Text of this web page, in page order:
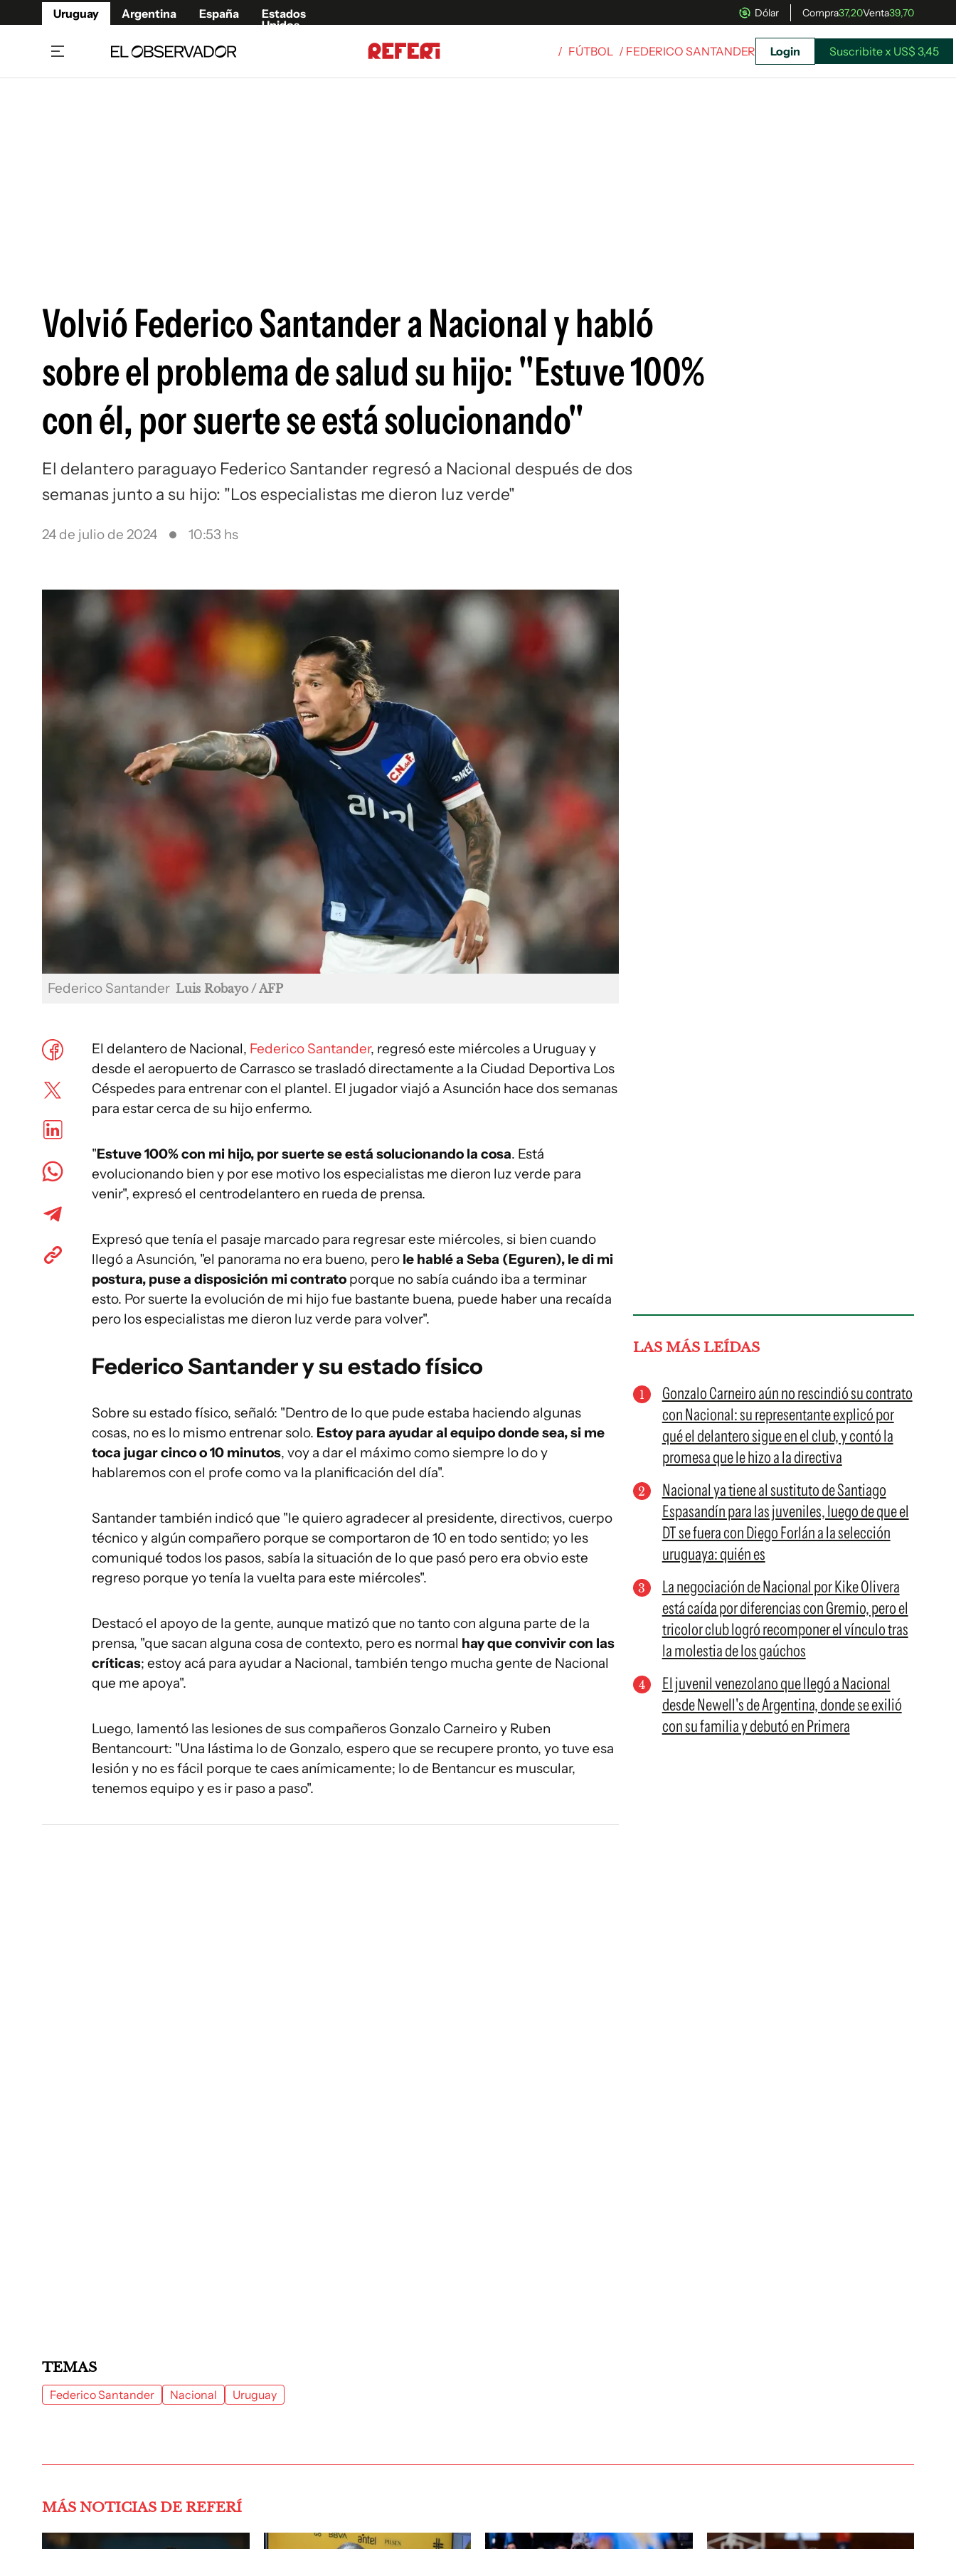
Uruguay Argentina España
Estados
Unidos
Dólar Compra37,20Venta39,70
Siguenos en:
/ FÚTBOL / FEDERICO SANTANDER Login Suscribite x US$ 3,45
Volvió Federico Santander a Nacional y habló
sobre el problema de salud su hijo: "Estuve 100%
con él, por suerte se está solucionando"
El delantero paraguayo Federico Santander regresó a Nacional después de dos
semanas junto a su hijo: "Los especialistas me dieron luz verde"
24 de julio de 2024 10:53 hs
Federico Santander Luis Robayo / AFP
El delantero de Nacional, Federico Santander, regresó este miércoles a Uruguay y
desde el aeropuerto de Carrasco se trasladó directamente a la Ciudad Deportiva Los
Céspedes para entrenar con el plantel. El jugador viajó a Asunción hace dos semanas
para estar cerca de su hijo enfermo.
"Estuve 100% con mi hijo, por suerte se está solucionando la cosa. Está
evolucionando bien y por ese motivo los especialistas me dieron luz verde para
venir", expresó el centrodelantero en rueda de prensa.
Expresó que tenía el pasaje marcado para regresar este miércoles, si bien cuando
llegó a Asunción, "el panorama no era bueno, pero le hablé a Seba (Eguren), le di mi
postura, puse a disposición mi contrato porque no sabía cuándo iba a terminar
esto. Por suerte la evolución de mi hijo fue bastante buena, puede haber una recaída
pero los especialistas me dieron luz verde para volver".
Federico Santander y su estado físico
Sobre su estado físico, señaló: "Dentro de lo que pude estaba haciendo algunas
cosas, no es lo mismo entrenar solo. Estoy para ayudar al equipo donde sea, si me
toca jugar cinco o 10 minutos, voy a dar el máximo como siempre lo do y
hablaremos con el profe como va la planificación del día".
Santander también indicó que "le quiero agradecer al presidente, directivos, cuerpo
técnico y algún compañero porque se comportaron de 10 en todo sentido; yo les
comuniqué todos los pasos, sabía la situación de lo que pasó pero era obvio este
regreso porque yo tenía la vuelta para este miércoles".
Destacó el apoyo de la gente, aunque matizó que no tanto con alguna parte de la
prensa, "que sacan alguna cosa de contexto, pero es normal hay que convivir con las
críticas; estoy acá para ayudar a Nacional, también tengo mucha gente de Nacional
que me apoya".
Luego, lamentó las lesiones de sus compañeros Gonzalo Carneiro y Ruben
Bentancourt: "Una lástima lo de Gonzalo, espero que se recupere pronto, yo tuve esa
lesión y no es fácil porque te caes anímicamente; lo de Bentancur es muscular,
tenemos equipo y es ir paso a paso".
LAS MÁS LEÍDAS
Gonzalo Carneiro aún no rescindió su contrato
con Nacional: su representante explicó por
qué el delantero sigue en el club, y contó la
promesa que le hizo a la directiva
Nacional ya tiene al sustituto de Santiago
Espasandín para las juveniles, luego de que el
DT se fuera con Diego Forlán a la selección
uruguaya: quién es
La negociación de Nacional por Kike Olivera
está caída por diferencias con Gremio, pero el
tricolor club logró recomponer el vínculo tras
la molestia de los gaúchos
El juvenil venezolano que llegó a Nacional
desde Newell's de Argentina, donde se exilió
con su familia y debutó en Primera
TEMAS
Federico Santander Nacional Uruguay
MÁS NOTICIAS DE REFERÍ